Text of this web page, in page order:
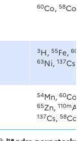
60Co, 58Co
3H, 55Fe, 60
63Ni, 137Cs
54Mn, 60Co,
65Zn, 110m
137Cs, 58Co